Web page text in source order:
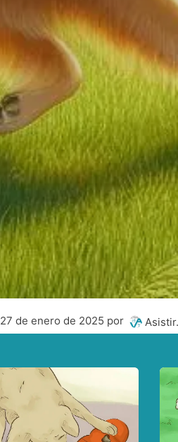
27 de enero de 2025 por